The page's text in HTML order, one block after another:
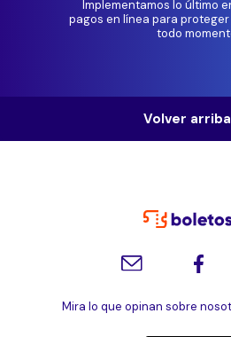
Implementamos lo último
pagos en línea para
todo
Volver
Mira lo que opinan sobre